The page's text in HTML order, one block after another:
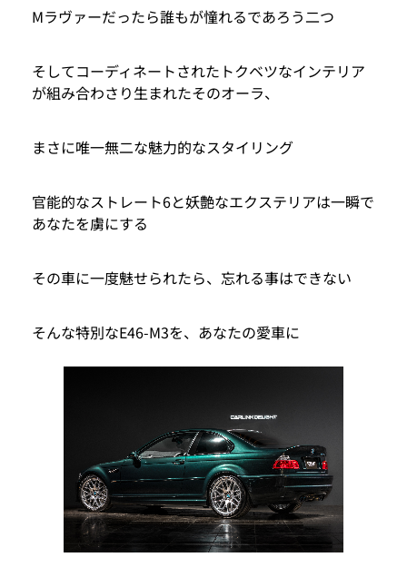
Mラヴァーだったら誰もが憧れるであろう二つ
そしてコーディネートされたトクベツなインテリア
が組み合わさり生まれたそのオーラ、
まさに唯一無二な魅力的なスタイリング
官能的なストレート6と妖艶なエクステリアは一瞬で
あなたを虜にする
その車に一度魅せられたら、忘れる事はできない
そんな特別なE46-M3を、あなたの愛車に